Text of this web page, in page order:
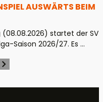
AUSWÄRTS BEIM
startet der SV
Saison 2026/27. Es ...